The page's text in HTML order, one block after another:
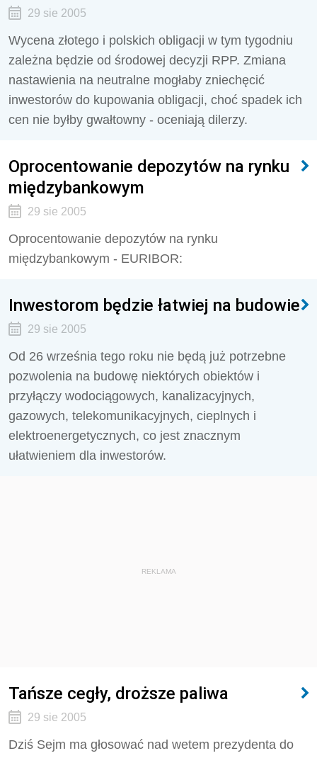
29 sie 2005
Wycena złotego i polskich obligacji w tym tygodniu
zależna będzie od środowej decyzji RPP. Zmiana
nastawienia na neutralne mogłaby zniechęcić
inwestorów do kupowania obligacji, choć spadek ich
cen nie byłby gwałtowny - oceniają dilerzy.
Oprocentowanie depozytów na rynku
międzybankowym
29 sie 2005
Oprocentowanie depozytów na rynku
międzybankowym - EURIBOR:
Inwestorom będzie łatwiej na budowie
29 sie 2005
Od 26 września tego roku nie będą już potrzebne
pozwolenia na budowę niektórych obiektów i
przyłączy wodociągowych, kanalizacyjnych,
gazowych, telekomunikacyjnych, cieplnych i
elektroenergetycznych, co jest znacznym
ułatwieniem dla inwestorów.
REKLAMA
Tańsze cegły, droższe paliwa
29 sie 2005
Dziś Sejm ma głosować nad wetem prezydenta do